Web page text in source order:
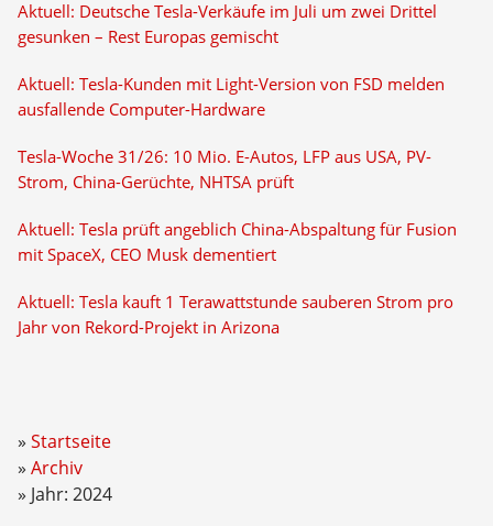
Aktuell: Deutsche Tesla-Verkäufe im Juli um zwei Drittel
gesunken – Rest Europas gemischt
Aktuell: Tesla-Kunden mit Light-Version von FSD melden
ausfallende Computer-Hardware
Tesla-Woche 31/26: 10 Mio. E-Autos, LFP aus USA, PV-
Strom, China-Gerüchte, NHTSA prüft
Aktuell: Tesla prüft angeblich China-Abspaltung für Fusion
mit SpaceX, CEO Musk dementiert
Aktuell: Tesla kauft 1 Terawattstunde sauberen Strom pro
Jahr von Rekord-Projekt in Arizona
Startseite
Archiv
Jahr: 2024